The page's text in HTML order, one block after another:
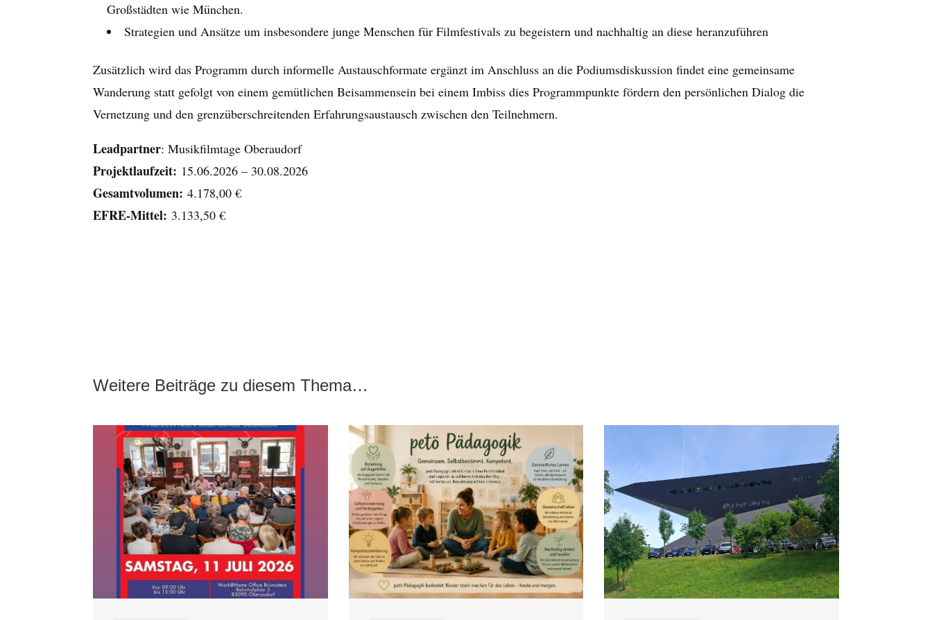
Großstädten wie München.
Strategien und Ansätze um insbesondere junge Menschen für Filmfestivals zu begeistern und nachhaltig an diese heranzuführen
Zusätzlich wird das Programm durch informelle Austauschformate ergänzt im Anschluss an die Podiumsdiskussion findet eine gemeinsame
Wanderung statt gefolgt von einem gemütlichen Beisammensein bei einem Imbiss dies Programmpunkte fördern den persönlichen Dialog die
Vernetzung und den grenzüberschreitenden Erfahrungsaustausch zwischen den Teilnehmern.
Leadpartner: Musikfilmtage Oberaudorf
Projektlaufzeit: 15.06.2026 – 30.08.2026
Gesamtvolumen:4.178,00 €
EFRE-Mittel: 3.133,50 €
Weitere Beiträge zu diesem Thema…